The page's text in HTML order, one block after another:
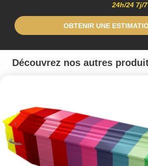
24h/24 7j/7
OBTENIR UNE
Découvrez nos autres